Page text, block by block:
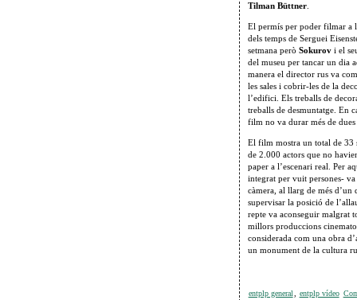
Tilman Büttner.
El permís per poder filmar a
dels temps de Serguei
setmana però Sokurov i el
del museu per tancar un dia
manera el director rus va
les sales i cobrir-les de la
l’edifici. Els treballs de
treballs de desmuntatge. En
film no va durar més de dues
El film mostra un total de 33
de 2.000 actors que no
paper a l’escenari real. Per
integrat per vuit persones-
càmera, al llarg de més
supervisar la posició de
repte va aconseguir malgrat
millors produccions
considerada com una obra
un monument de la cultura
entplp general entplp vídeo